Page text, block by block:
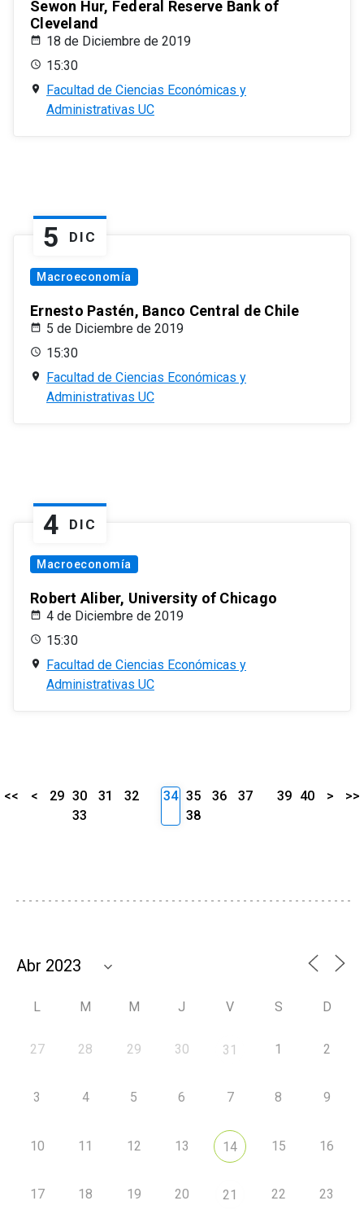
Sewon Hur, Federal Reserve Bank of
Cleveland
18 de Diciembre de 2019
15:30
Facultad de Ciencias Económicas y
Administrativas UC
5 DIC
Macroeconomía
Ernesto Pastén, Banco Central de Chile
5 de Diciembre de 2019
15:30
Facultad de Ciencias Económicas y
Administrativas UC
4 DIC
Macroeconomía
Robert Aliber, University of Chicago
4 de Diciembre de 2019
15:30
Facultad de Ciencias Económicas y
Administrativas UC
<< < 29 30 31
32
33
34 35 36
37
38
39 40 > >>
L M M J V S D
27 28 29 30 31 1 2
3 4 5 6 7 8 9
10 11 12 13 14 15 16
17 18 19 20 21 22 23